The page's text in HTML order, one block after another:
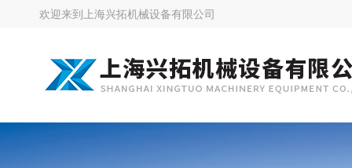
欢迎来到 上海兴拓机械设备有限公司